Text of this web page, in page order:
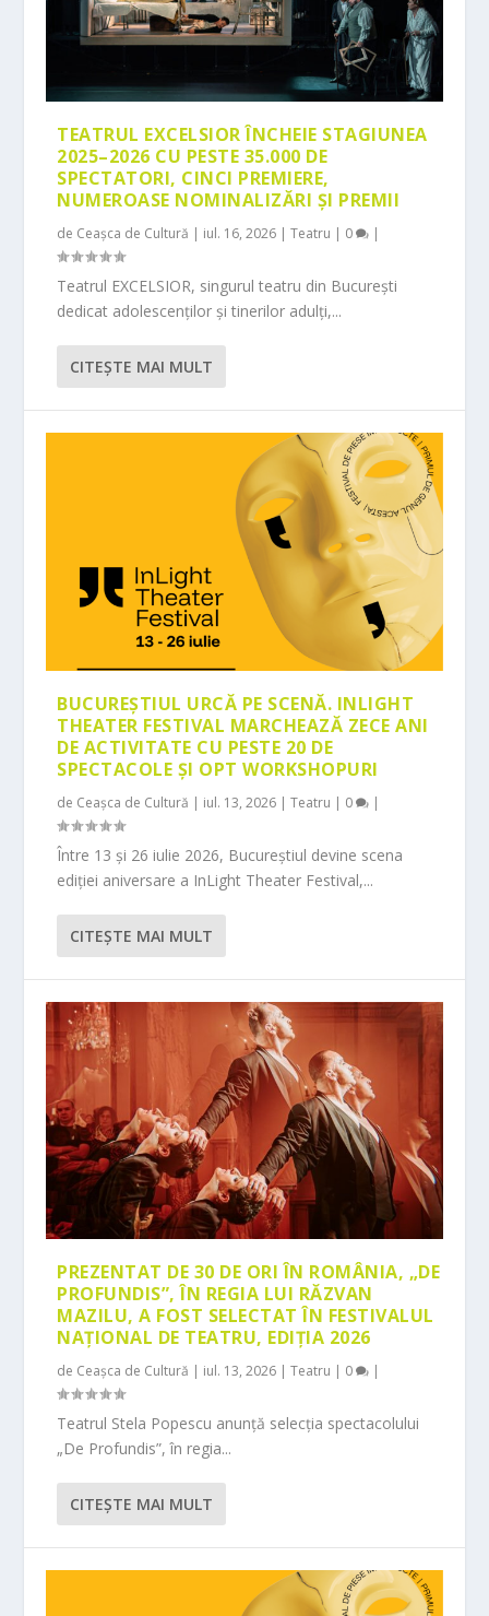
TEATRUL EXCELSIOR ÎNCHEIE STAGIUNEA
2025–2026 CU PESTE 35.000 DE
SPECTATORI, CINCI PREMIERE,
NUMEROASE NOMINALIZĂRI ȘI PREMII
de Ceașca de Cultură | iul. 16, 2026 |Teatru | 0 |
Teatrul EXCELSIOR, singurul teatru din București
dedicat adolescenților și tinerilor adulți,...
CITEŞTE MAI MULT
BUCUREȘTIUL URCĂ PE SCENĂ. INLIGHT
THEATER FESTIVAL MARCHEAZĂ ZECE ANI
DE ACTIVITATE CU PESTE 20 DE
SPECTACOLE ȘI OPT WORKSHOPURI
de Ceașca de Cultură | iul. 13, 2026 |Teatru | 0 |
Între 13 și 26 iulie 2026, Bucureștiul devine scena
ediției aniversare a InLight Theater Festival,...
CITEŞTE MAI MULT
PREZENTAT DE 30 DE ORI ÎN ROMÂNIA, „DE
PROFUNDIS”, ÎN REGIA LUI RĂZVAN
MAZILU, A FOST SELECTAT ÎN FESTIVALUL
NAȚIONAL DE TEATRU, EDIȚIA 2026
de Ceașca de Cultură | iul. 13, 2026 |Teatru | 0 |
Teatrul Stela Popescu anunță selecția spectacolului
„De Profundis”, în regia...
CITEŞTE MAI MULT